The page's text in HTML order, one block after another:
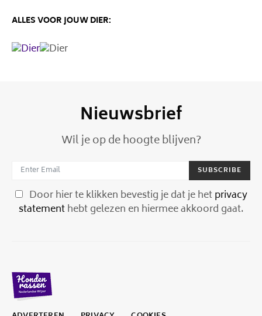
ALLES VOOR JOUW DIER:
Nieuwsbrief
Wil je op de hoogte blijven?
SUBSCRIBE
Door hier te klikken bevestig je dat je hetprivacy
statementhebt gelezen en hiermee akkoord gaat.